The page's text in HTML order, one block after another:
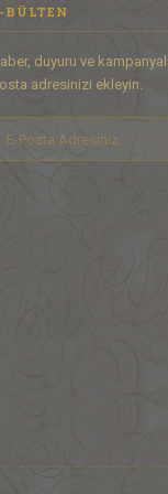
BÜLTEN
duyuru ve
adresinizi ekleyin.